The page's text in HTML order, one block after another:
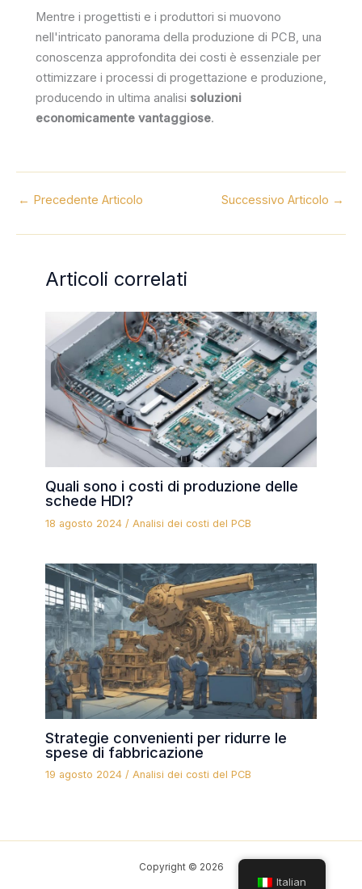
Mentre i progettisti e i produttori si muovono
nell'intricato panorama della produzione di PCB, una
conoscenza approfondita dei costi è essenziale per
ottimizzare i processi di progettazione e produzione,
producendo in ultima analisi soluzioni
economicamente vantaggiose.
← Precedente Articolo Successivo Articolo →
Articoli correlati
Quali sono i costi di produzione delle
schede HDI?
18 agosto 2024 / Analisi dei costi del PCB
Strategie convenienti per ridurre le
spese di fabbricazione
19 agosto 2024/Analisi dei costi del PCB
Copyright © 2026
Italian